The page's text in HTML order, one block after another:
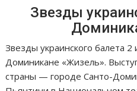
Звезды
Звезды украинского балета
Доминикане «Жизель».
страны — городе Санто-